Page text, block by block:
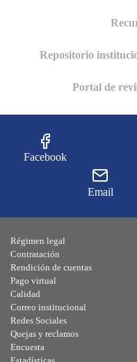
Repositorio
Portal de
Facebook
Email
Régimen legal
Contratación
Rendición de cuentas
Pago virtual
Calidad
Correo institucional
Redes Sociales
Quejas y reclamos
Encuesta